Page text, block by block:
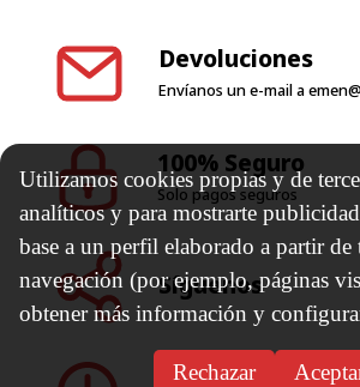
Devoluciones
Envíanos un e-mail a
100% Seguro
Solo pagos seguros
Síguenos
Utilizamos cookies propias y de
analíticos y para mostrarte
base a un perfil elaborado a partir de
navegación (por ejemplo, páginas
obtener más información y
Rechazar